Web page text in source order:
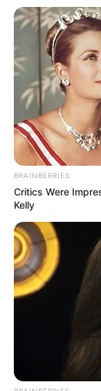
BRAINBERRIES
Critics Were
Kelly